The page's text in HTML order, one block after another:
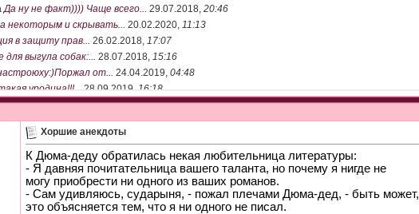
Да ну не факт)))) Чаще всего... 29.07.2018, 20:46
а некоторым и скрывать... 20.02.2020, 11:13
в защиту прав... 26.02.2018, 17:07
выгула собак:... 28.07.2018, 15:16
от... 24.04.2019, 04:48
уродина!!!... 28.09.2019, 16:18
я же тебе уже...30.09.2019,12:38
даже прикольный,...27.11.2020,05:35
Хоршие анекдоты
К Дюма-деду обратилась некая любительница литературы:
- Я давняя почитательница вашего таланта, но почему я нигде не
могу приобрести ни одного из ваших романов.
- Сам удивляюсь, сударыня, - пожал плечами Дюма-дед, - быть может,
это объясняется тем, что я ни одного не писал.